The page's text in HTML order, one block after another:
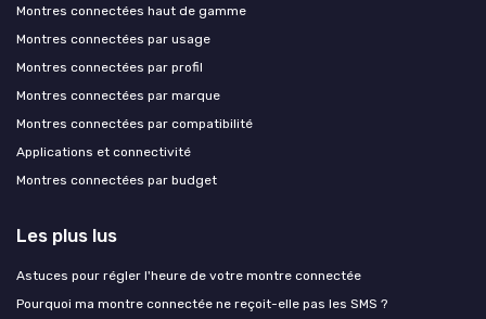
Montres connectées haut de gamme
Montres connectées par usage
Montres connectées par profil
Montres connectées par marque
Montres connectées par compatibilité
Applications et connectivité
Montres connectées par budget
Les plus lus
Astuces pour régler l'heure de votre montre connectée
Pourquoi ma montre connectée ne reçoit-elle pas les SMS ?